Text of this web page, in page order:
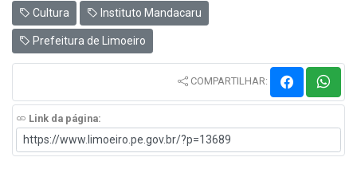
Cultura Instituto Mandacaru
Prefeitura de Limoeiro
COMPARTILHAR:
Link da página: